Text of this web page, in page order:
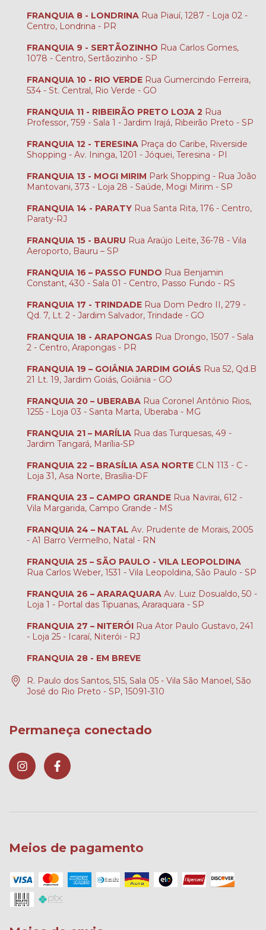
FRANQUIA 8 - LONDRINA Rua Piauí, 1287 - Loja 02 -
Centro, Londrina - PR
FRANQUIA 9 - SERTÃOZINHO Rua Carlos Gomes,
1078 - Centro, Sertãozinho - SP
FRANQUIA 10 - RIO VERDE Rua Gumercindo Ferreira,
534 - St. Central, Rio Verde - GO
FRANQUIA 11 - RIBEIRÃO PRETO LOJA 2 Rua
Professor, 759 - Sala 1 - Jardim Irajá, Ribeirão Preto - SP
FRANQUIA 12 - TERESINA Praça do Caribe, Riverside
Shopping - Av. Ininga, 1201 - Jóquei, Teresina - PI
FRANQUIA 13 - MOGI MIRIM Park Shopping - Rua João
Mantovani, 373 - Loja 28 - Saúde, Mogi Mirim - SP
FRANQUIA 14 - PARATY Rua Santa Rita, 176 - Centro,
Paraty-RJ
FRANQUIA 15 - BAURU Rua Araújo Leite, 36-78 - Vila
Aeroporto, Bauru – SP
FRANQUIA 16 – PASSO FUNDO Rua Benjamin
Constant, 430 - Sala 01 - Centro, Passo Fundo - RS
FRANQUIA 17 - TRINDADE Rua Dom Pedro II, 279 -
Qd. 7, Lt. 2 - Jardim Salvador, Trindade - GO
FRANQUIA 18 - ARAPONGAS Rua Drongo, 1507 - Sala
2 - Centro, Arapongas - PR
FRANQUIA 19 – GOIÂNIA JARDIM GOIÁS Rua 52, Qd.B
21 Lt. 19, Jardim Goiás, Goiânia - GO
FRANQUIA 20 – UBERABA Rua Coronel Antônio Rios,
1255 - Loja 03 - Santa Marta, Uberaba - MG
FRANQUIA 21 – MARÍLIA Rua das Turquesas, 49 -
Jardim Tangará, Marília-SP
FRANQUIA 22 – BRASÍLIA ASA NORTE CLN 113 - C -
Loja 31, Asa Norte, Brasília-DF
FRANQUIA 23 – CAMPO GRANDE Rua Navirai, 612 -
Vila Margarida, Campo Grande - MS
FRANQUIA 24 – NATAL Av. Prudente de Morais, 2005
- A1 Barro Vermelho, Natal - RN
FRANQUIA 25 – SÃO PAULO - VILA LEOPOLDINA
Rua Carlos Weber, 1531 - Vila Leopoldina, São Paulo - SP
FRANQUIA 26 – ARARAQUARA Av. Luiz Dosualdo, 50 -
Loja 1 - Portal das Tipuanas, Araraquara - SP
FRANQUIA 27 – NITERÓI Rua Ator Paulo Gustavo, 241
- Loja 25 - Icaraí, Niterói - RJ
FRANQUIA 28 - EM BREVE
R. Paulo dos Santos, 515, Sala 05 - Vila São Manoel, São
José do Rio Preto - SP, 15091-310
Permaneça conectado
Meios de pagamento